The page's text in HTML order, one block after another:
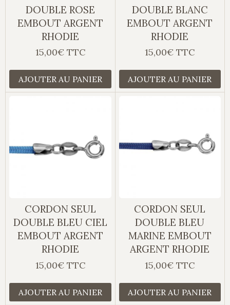
DOUBLE ROSE
EMBOUT ARGENT
RHODIE
15,00€ TTC
AJOUTER AU PANIER
DOUBLE BLANC
EMBOUT ARGENT
RHODIE
15,00€ TTC
AJOUTER AU PANIER
CORDON SEUL
DOUBLE BLEU CIEL
EMBOUT ARGENT
RHODIE
15,00€ TTC
AJOUTER AU PANIER
CORDON SEUL
DOUBLE BLEU
MARINE EMBOUT
ARGENT RHODIE
15,00€ TTC
AJOUTER AU PANIER